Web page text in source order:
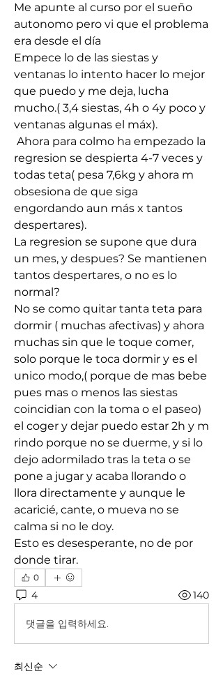
Me apunte al curso por el sueño
autonomo pero vi que el problema
era desde el día
Empece lo de las siestas y
ventanas lo intento hacer lo mejor
que puedo y me deja, lucha
mucho.( 3,4 siestas, 4h o 4y poco y
ventanas algunas el máx).
regresion se despierta 4-7 veces y
todas teta( pesa 7,6kg y ahora m
obsesiona de que siga
engordando aun más x tantos
despertares).
La regresion se supone que dura
un mes, y despues? Se mantienen
tantos despertares, o no es lo
normal?
No se como quitar tanta teta para
dormir ( muchas afectivas) y ahora
muchas sin que le toque comer,
solo porque le toca dormir y es el
unico modo,( porque de mas bebe
pues mas o menos las siestas
coincidian con la toma o el paseo)
el coger y dejar puedo estar 2h y m
rindo porque no se duerme, y si lo
dejo adormilado tras la teta o se
pone a jugar y acaba llorando o
llora directamente y aunque le
acaricié, cante, o mueva no se
calma si no le doy.
Esto es desesperante, no de por
donde tirar.
0
4 140
댓글을 입력하세요.
최신순